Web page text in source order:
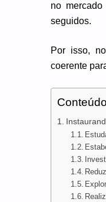
no
seguidos.
Por isso,
coerente